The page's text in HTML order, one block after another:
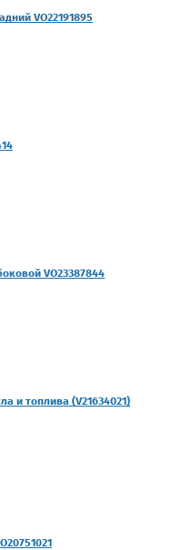
VO22191895
VO23387844
и топлива (V21634021)